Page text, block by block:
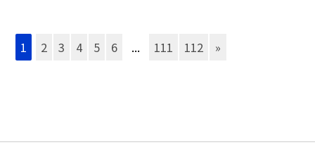
1 2 3 4 5 6 ... 111 112 »